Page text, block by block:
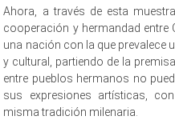
Ahora, a través de esta
cooperación y hermandad entre
una nación con la que prevalece
y cultural, partiendo de la
entre pueblos hermanos no
sus expresiones artísticas,
misma tradición milenaria.